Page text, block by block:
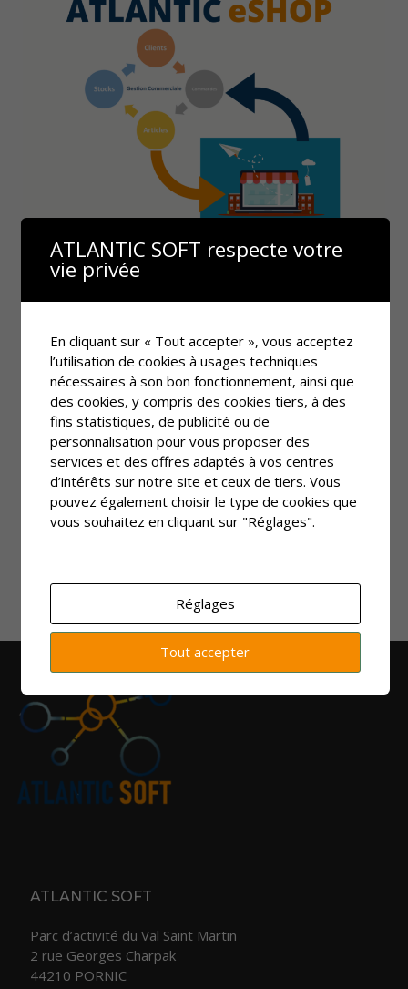
ATLANTIC SOFT
Parc d’activité du Val Saint Martin
2 rue Georges Charpak
44210 PORNIC
ATLANTIC SOFT respecte votre
vie privée
En cliquant sur « Tout accepter », vous acceptez
l’utilisation de cookies à usages techniques
nécessaires à son bon fonctionnement, ainsi que
des cookies, y compris des cookies tiers, à des
fins statistiques, de publicité ou de
personnalisation pour vous proposer des
services et des offres adaptés à vos centres
d’intérêts sur notre site et ceux de tiers. Vous
pouvez également choisir le type de cookies que
vous souhaitez en cliquant sur "Réglages".
Réglages
Tout accepter